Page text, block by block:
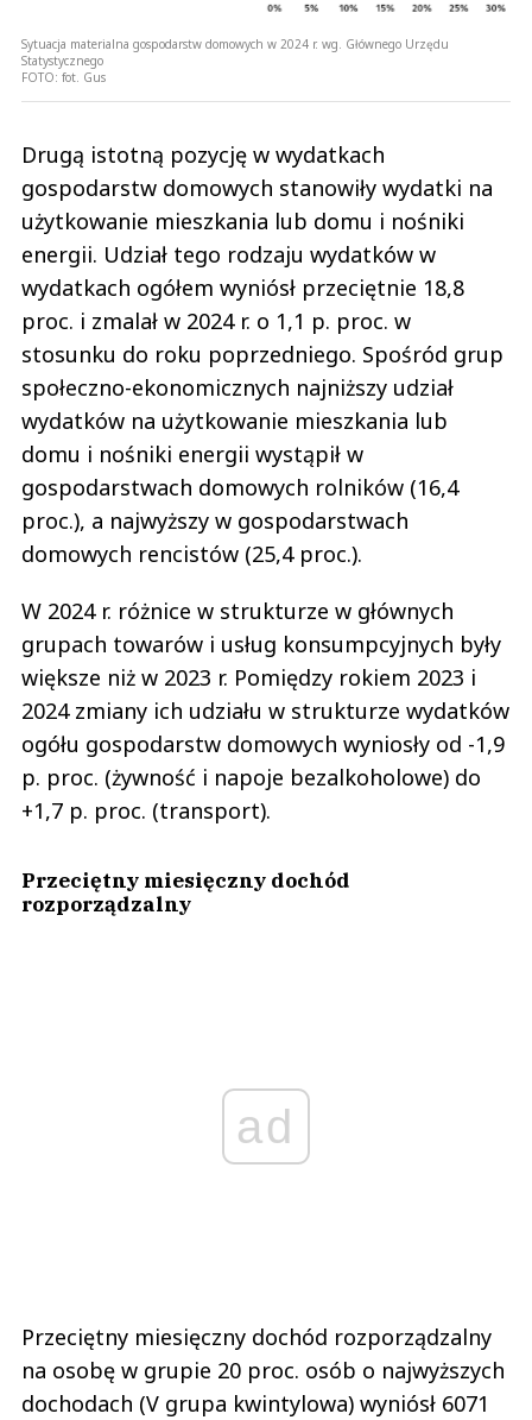
Sytuacja materialna gospodarstw domowych w 2024 r. wg. Głównego Urzędu
Statystycznego
FOTO: fot. Gus
Drugą istotną pozycję w wydatkach
gospodarstw domowych stanowiły wydatki na
użytkowanie mieszkania lub domu i nośniki
energii. Udział tego rodzaju wydatków w
wydatkach ogółem wyniósł przeciętnie 18,8
proc. i zmalał w 2024 r. o 1,1 p. proc. w
stosunku do roku poprzedniego. Spośród grup
społeczno-ekonomicznych najniższy udział
wydatków na użytkowanie mieszkania lub
domu i nośniki energii wystąpił w
gospodarstwach domowych rolników (16,4
proc.), a najwyższy w gospodarstwach
domowych rencistów (25,4 proc.).
W 2024 r. różnice w strukturze w głównych
grupach towarów i usług konsumpcyjnych były
większe niż w 2023 r. Pomiędzy rokiem 2023 i
2024 zmiany ich udziału w strukturze wydatków
ogółu gospodarstw domowych wyniosły od -1,9
p. proc. (żywność i napoje bezalkoholowe) do
+1,7 p. proc. (transport).
Przeciętny miesięczny dochód
rozporządzalny
ad
Przeciętny miesięczny dochód rozporządzalny
na osobę w grupie 20 proc. osób o najwyższych
dochodach (V grupa kwintylowa) wyniósł 6071